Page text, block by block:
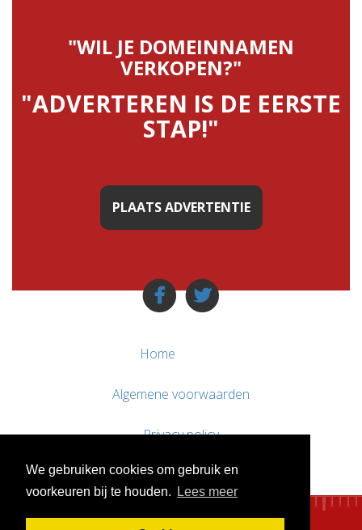
We gebruiken cookies om gebruik en
voorkeuren bij te houden.
Lees meer
"WIL JE DOMEINNAMEN
VERKOPEN?"
"ADVERTEREN IS DE EERSTE
STAP!"
PLAATS ADVERTENTIE
Home
Algemene voorwaarden
Privacy policy
Contact / Support